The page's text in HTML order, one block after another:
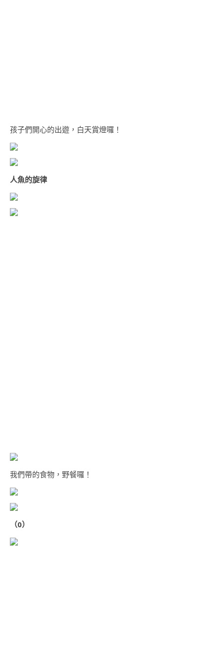
孩子們開心的出遊，白天賞燈囉！
人魚的旋律
我們帶的食物，野餐囉！
（0）